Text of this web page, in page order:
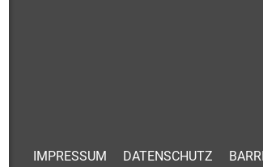
IMPRESSUM DATENSCHUTZ